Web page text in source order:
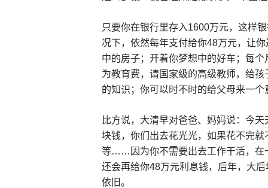
只要你在银行里存入1600万元，这样
况下，依然每年支付给你48万元，让
中的房子；开着你梦想中的好车；每
为教育费，请国家级的高级教师，给
的知识；你可以时不时的给父母来一个
比方说，大清早对爸爸、妈妈说：今
块钱，你们出去花光光，如果花不完
等……因为你不需要出去工作干活，在
还会再给你48万元利息钱，后年，大
依旧。